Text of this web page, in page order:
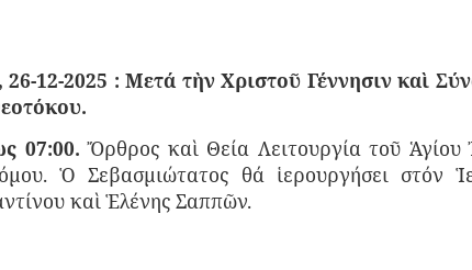
12-2025 : Μετά τὴν Χριστοῦ Γέννησιν καὶ
07:00. Ὄρθρος καὶ Θεία Λειτουργία τοῦ Ἁγίου
Ὁ Σεβασμιώτατος θά ἱερουργήσει στόν
καὶ Ἑλένης Σαππῶν.